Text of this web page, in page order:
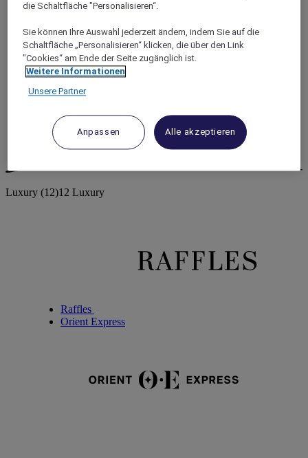
Luxury (12)12 Luxury
Raffles
Orient Express
die Schaltfläche "Personalisieren“.
Sie können Ihre Auswahl jederzeit ändern, indem Sie auf die
Schaltfläche „Personalisieren“ klicken, die über den Link
"Cookies“ am Ende der Seite zugänglich ist.
Weitere Informationen
Unsere Partner
Anpassen Alle akzeptieren